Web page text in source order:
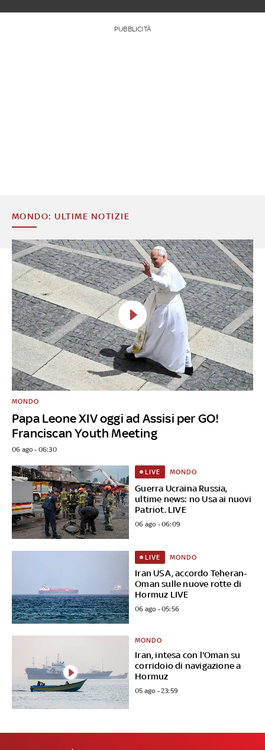
PUBBLICITÀ
MONDO: ULTIME NOTIZIE
Papa Leone XIV oggi ad Assisi per GO!
Franciscan Youth Meeting
MONDO
06 ago - 06:30
Guerra Ucraina Russia,
ultime news: no Usa ai nuovi
Patriot. LIVE
LIVE MONDO
06 ago - 06:09
Iran USA, accordo Teheran-
Oman sulle nuove rotte di
Hormuz LIVE
LIVE MONDO
06 ago - 05:56
Iran, intesa con l'Oman su
corridoio di navigazione a
Hormuz
MONDO
05 ago - 23:59